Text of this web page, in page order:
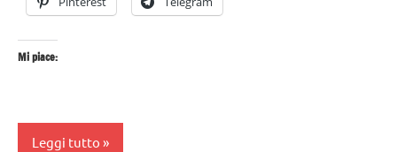
Mi piace:
Leggi tutto